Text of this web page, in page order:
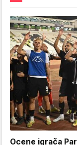
Ocene igrača